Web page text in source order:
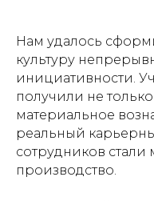
Нам удалось
культуру
инициативности.
получили не
материальное
реальный
сотрудников стали
производство.